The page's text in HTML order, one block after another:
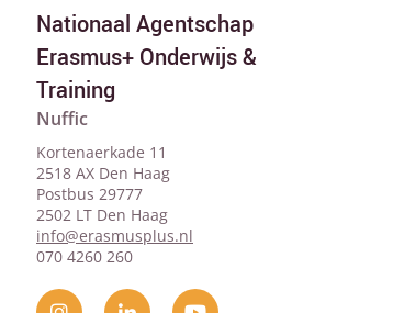
Nationaal Agentschap
Erasmus+ Onderwijs &
Training
Nuffic
Kortenaerkade 11
2518 AX Den Haag
Postbus 29777
2502 LT Den Haag
info@erasmusplus.nl
070 4260 260